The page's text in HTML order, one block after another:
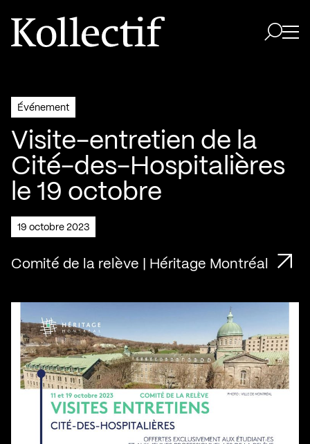
Aller à la page d'accueil
Logo Kollectif
Événement
Visite-entretien de la
Cité-des-Hospitalières
le 19 octobre
19 octobre 2023
Comité de la relève | Héritage Montréal